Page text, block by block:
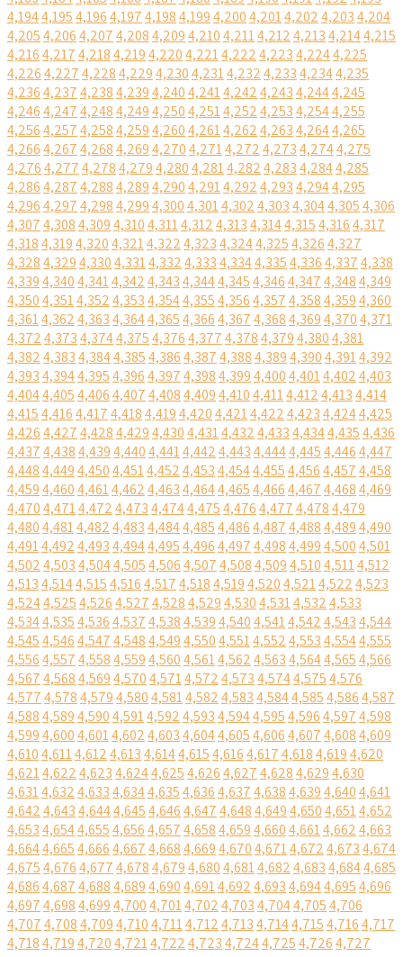
4,1944,1954,1964,1974,1984,1994,2004,2014,2024,2034,204
4,2054,2064,2074,2084,2094,2104,2114,2124,2134,2144,215
4,2164,2174,2184,2194,2204,2214,2224,2234,2244,225
4,2264,2274,2284,2294,2304,2314,2324,2334,2344,235
4,2364,2374,2384,2394,2404,2414,2424,2434,2444,245
4,2464,2474,2484,2494,2504,2514,2524,2534,2544,255
4,2564,2574,2584,2594,2604,2614,2624,2634,2644,265
4,2664,2674,2684,2694,2704,2714,2724,2734,2744,275
4,2764,2774,2784,2794,2804,2814,2824,2834,2844,285
4,2864,2874,2884,2894,2904,2914,2924,2934,2944,295
4,2964,2974,2984,2994,3004,3014,3024,3034,3044,3054,306
4,3074,3084,3094,3104,3114,3124,3134,3144,3154,3164,317
4,3184,3194,3204,3214,3224,3234,3244,3254,3264,327
4,3284,3294,3304,3314,3324,3334,3344,3354,3364,3374,338
4,3394,3404,3414,3424,3434,3444,3454,3464,3474,3484,349
4,3504,3514,3524,3534,3544,3554,3564,3574,3584,3594,360
4,3614,3624,3634,3644,3654,3664,3674,3684,3694,3704,371
4,3724,3734,3744,3754,3764,3774,3784,3794,3804,381
4,3824,3834,3844,3854,3864,3874,3884,3894,3904,3914,392
4,3934,3944,3954,3964,3974,3984,3994,4004,4014,4024,403
4,4044,4054,4064,4074,4084,4094,4104,4114,4124,4134,414
4,4154,4164,4174,4184,4194,4204,4214,4224,4234,4244,425
4,4264,4274,4284,4294,4304,4314,4324,4334,4344,4354,436
4,4374,4384,4394,4404,4414,4424,4434,4444,4454,4464,447
4,4484,4494,4504,4514,4524,4534,4544,4554,4564,4574,458
4,4594,4604,4614,4624,4634,4644,4654,4664,4674,4684,469
4,4704,4714,4724,4734,4744,4754,4764,4774,4784,479
4,4804,4814,4824,4834,4844,4854,4864,4874,4884,4894,490
4,4914,4924,4934,4944,4954,4964,4974,4984,4994,5004,501
4,5024,5034,5044,5054,5064,5074,5084,5094,5104,5114,512
4,5134,5144,5154,5164,5174,5184,5194,5204,5214,5224,523
4,5244,5254,5264,5274,5284,5294,5304,5314,5324,533
4,5344,5354,5364,5374,5384,5394,5404,5414,5424,5434,544
4,5454,5464,5474,5484,5494,5504,5514,5524,5534,5544,555
4,5564,5574,5584,5594,5604,5614,5624,5634,5644,5654,566
4,5674,5684,5694,5704,5714,5724,5734,5744,5754,576
4,5774,5784,5794,5804,5814,5824,5834,5844,5854,5864,587
4,5884,5894,5904,5914,5924,5934,5944,5954,5964,5974,598
4,5994,6004,6014,6024,6034,6044,6054,6064,6074,6084,609
4,6104,6114,6124,6134,6144,6154,6164,6174,6184,6194,620
4,6214,6224,6234,6244,6254,6264,6274,6284,6294,630
4,6314,6324,6334,6344,6354,6364,6374,6384,6394,6404,641
4,6424,6434,6444,6454,6464,6474,6484,6494,6504,6514,652
4,6534,6544,6554,6564,6574,6584,6594,6604,6614,6624,663
4,6644,6654,6664,6674,6684,6694,6704,6714,6724,6734,674
4,6754,6764,6774,6784,6794,6804,6814,6824,6834,6844,685
4,6864,6874,6884,6894,6904,6914,6924,6934,6944,6954,696
4,6974,6984,6994,7004,7014,7024,7034,7044,7054,706
4,7074,7084,7094,7104,7114,7124,7134,7144,7154,7164,717
4,7184,7194,7204,7214,7224,7234,7244,7254,7264,727